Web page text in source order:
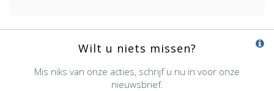
Wilt u niets missen?
Mis niks van onze acties, schrijf u nu in voor onze
nieuwsbrief.